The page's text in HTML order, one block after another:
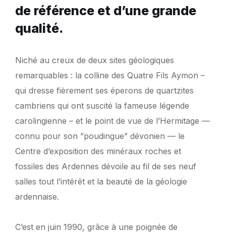
de référence et d’une grande
qualité.
Niché au creux de deux sites géologiques
remarquables : la colline des Quatre Fils Aymon –
qui dresse fièrement ses éperons de quartzites
cambriens qui ont suscité la fameuse légende
carolingienne – et le point de vue de l’Hermitage —
connu pour son ”poudingue” dévonien — le
Centre d’exposition des minéraux roches et
fossiles des Ardennes dévoile au fil de ses neuf
salles tout l’intérêt et la beauté de la géologie
ardennaise.
C’est en juin 1990, grâce à une poignée de